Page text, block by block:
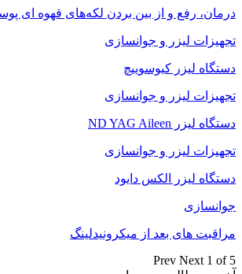
درمان، رفع و از بین بردن لکه‌های قهوه ای
تجهیزات لیزر و جوانسازی
دستگاه لیزر کیوسوییچ
تجهیزات لیزر و جوانسازی
دستگاه لیزر ND YAG Aileen
تجهیزات لیزر و جوانسازی
دستگاه لیزر الکس دایود
جوانسازی
مراقبت های بعد از میکرونیدلینگ
Prev Next 1 of 5